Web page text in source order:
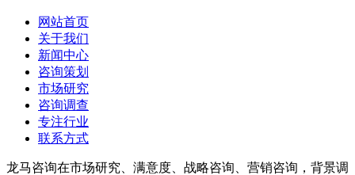
网站首页
关于我们
新闻中心
咨询策划
市场研究
咨询调查
专注行业
联系方式
龙马咨询在市场研究、满意度、战略咨询、营销咨询，背景调